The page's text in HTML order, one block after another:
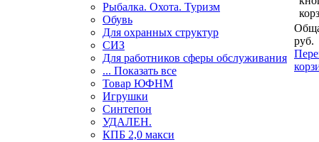
Рыбалка. Охота. Туризм
Обувь
Для охранных структур
СИЗ
Для работников сферы обслуживания
... Показать все
Товар ЮФНМ
Игрушки
Синтепон
УДАЛЕН.
КПБ 2,0 макси
руб.